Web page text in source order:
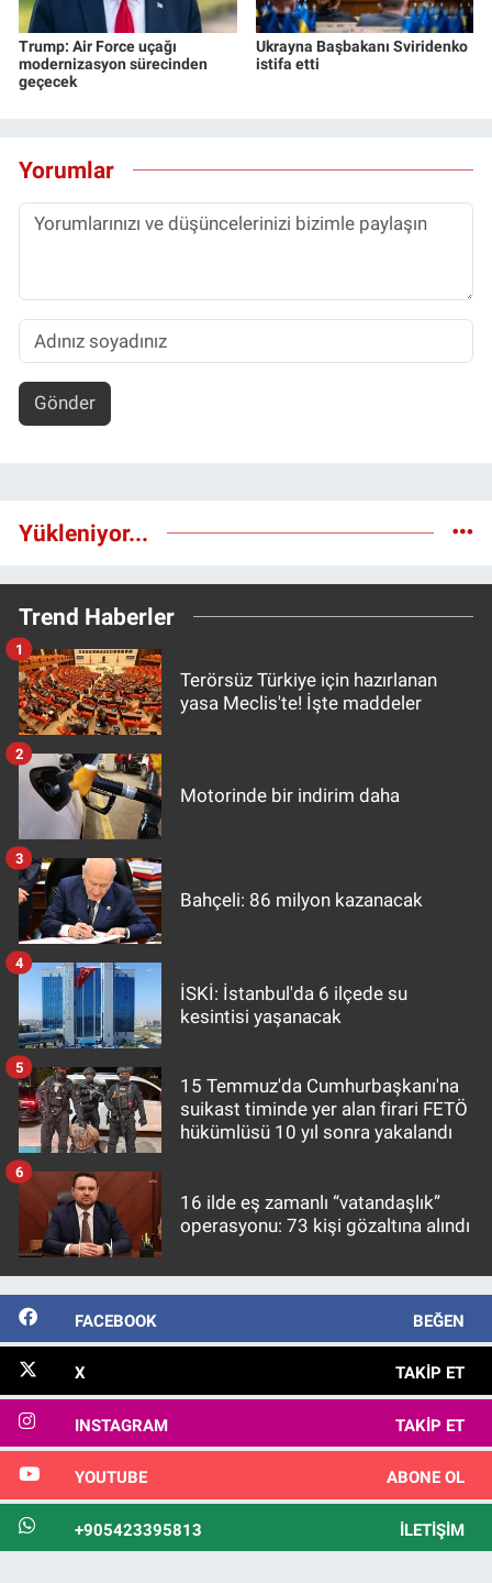
Trump: Air Force uçağı
modernizasyon sürecinden
geçecek
Ukrayna Başbakanı Sviridenko
istifa etti
Yorumlar
Gönder
Yükleniyor...
Trend Haberler
Terörsüz Türkiye için hazırlanan
yasa Meclis'te! İşte maddeler
1
Motorinde bir indirim daha
2
Bahçeli: 86 milyon kazanacak
3
İSKİ: İstanbul'da 6 ilçede su
kesintisi yaşanacak
4
15 Temmuz'da Cumhurbaşkanı'na
suikast timinde yer alan firari FETÖ
hükümlüsü 10 yıl sonra yakalandı
5
16 ilde eş zamanlı “vatandaşlık”
operasyonu: 73 kişi gözaltına alındı
6
FACEBOOK BEĞEN
X TAKIP ET
INSTAGRAM TAKIP ET
YOUTUBE ABONE OL
+905423395813 İLETIŞIM